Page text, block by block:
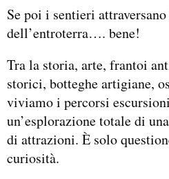
Se poi i sentieri
dell’entroterra…. bene!
Tra la storia, arte, frantoi
storici, botteghe artigiane,
viviamo i percorsi
un’esplorazione totale di
di attrazioni. È solo
curiosità.